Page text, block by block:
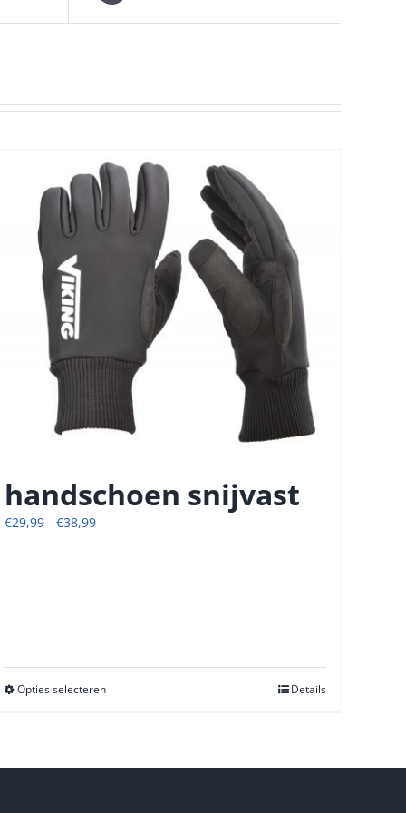
handschoen snijvast
€29,99 - €38,99Prijsklasse:
Opties selecterenDit
variaties.
Details